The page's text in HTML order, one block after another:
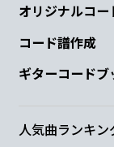
オリジナルコー
コード譜作成
ギターコードブ
人気曲ランキン